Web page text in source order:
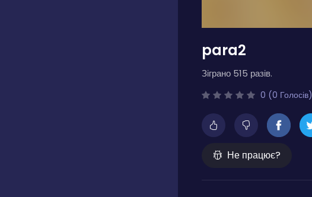
para2
Зіграно 515 разів.
0 (0 Голосів)
Не працює?